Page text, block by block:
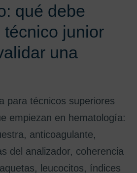
qué debe
técnico junior
una
para técnicos superiores
empiezan en hematología:
anticoagulante,
del analizador, coherencia
leucocitos, índices